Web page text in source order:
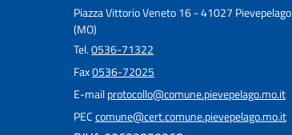
Piazza Vittorio Veneto 16 - 41027 Pievepelago
(MO)
Tel.0536-71322
Fax0536-72025
E-mailprotocollo@comune.pievepelago.mo.it
PECcomune@cert.comune.pievepelago.mo.it